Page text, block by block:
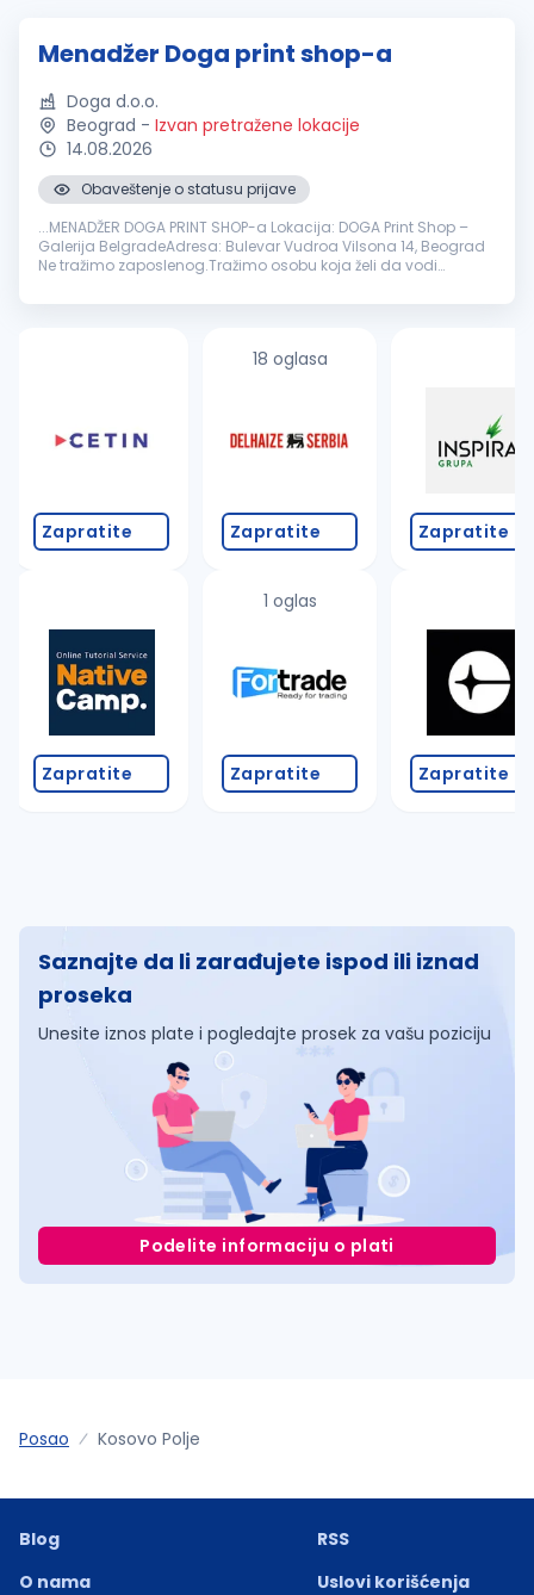
Menadžer Doga print shop-a
Doga d.o.o.
Beograd - Izvan pretražene lokacije
14.08.2026
Obaveštenje o statusu prijave
...MENADŽER DOGA PRINT SHOP-a Lokacija: DOGA Print Shop –
Galerija BelgradeAdresa: Bulevar Vudroa Vilsona 14, Beograd
Ne tražimo zaposlenog.Tražimo osobu koja želi da vodi
štamparija
Zapratite
Zapratite
18 oglasa
Zapratite
1 oglas
Zapratite
Zapratite
Zapratite
Saznajte da li zarađujete ispod ili iznad
proseka
Unesite iznos plate i pogledajte prosek za vašu poziciju
Podelite informaciju o plati
Posao Kosovo Polje
Blog
O nama
RSS
Uslovi korišćenja